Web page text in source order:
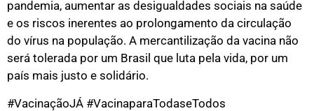
pandemia, aumentar as desigualdades sociais na saúde
e os riscos inerentes ao prolongamento da circulação
do vírus na população. A mercantilização da vacina não
será tolerada por um Brasil que luta pela vida, por um
país mais justo e solidário.
#VacinaçãoJÁ #VacinaparaTodaseTodos